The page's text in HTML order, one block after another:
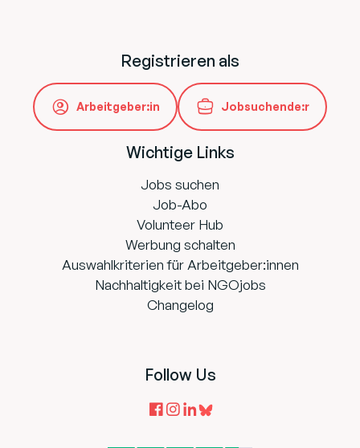
Registrieren als
Arbeitgeber:in Jobsuchende:r
Wichtige Links
Jobs suchen
Job-Abo
Volunteer Hub
Werbung schalten
Auswahlkriterien für Arbeitgeber:innen
Nachhaltigkeit bei NGOjobs
Changelog
Follow Us